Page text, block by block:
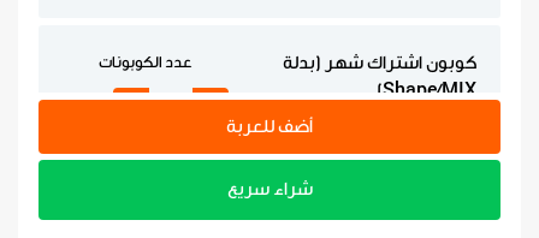
كوبون اشتراك شهر (بدلة
Shape/MIX)
عدد الكوبونات
+
-
كوبون اشتراك 3 شهور (بدلة
Shape/MIX)
أضف للعربة
شراء سريع